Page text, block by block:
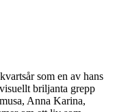
som en av hans
briljanta grepp
Anna Karina,